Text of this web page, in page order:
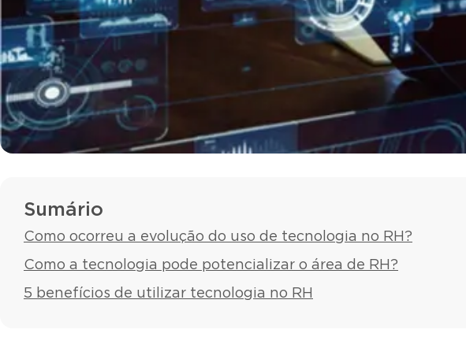
Sumário
Como ocorreu a evolução do uso de tecnologia no RH?
Como a tecnologia pode potencializar o área de RH?
5 benefícios de utilizar tecnologia no RH